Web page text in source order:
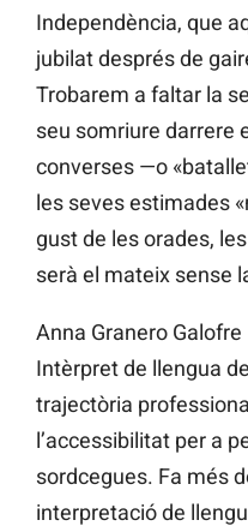
Independència, que
jubilat després de
Trobarem a faltar la
seu somriure darrere
converses —o
les seves estimades
gust de les orades,
serà el mateix sense
Anna Granero Galofre
Intèrpret de llengua
trajectòria
l’accessibilitat per a
sordcegues. Fa més
interpretació de